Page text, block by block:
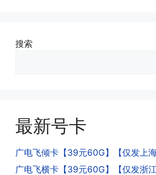
答:这是属于正常现象，属于刚
延期，所有话费和流量会在72
到账，仅针对首月才会延迟到
的天数折算到账，次月就会全
意流量到账时间，避免在未到账
人。他们是用专业设备插手机卡
以会经常换卡槽换设备。所以基
的异常使用行为，就会让你二
次认证是为了证明你本人在使用
搜索
最新号卡
广电飞倾卡【39元60G】【仅发上海
广电飞横卡【39元60G】【仅发浙江